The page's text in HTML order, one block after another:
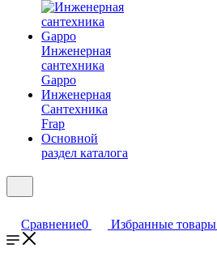
Инженерная
сантехника
Gappo
Инженерная
Сантехника
Frap
Основной
раздел каталога
Сравнение0 Избранные товары